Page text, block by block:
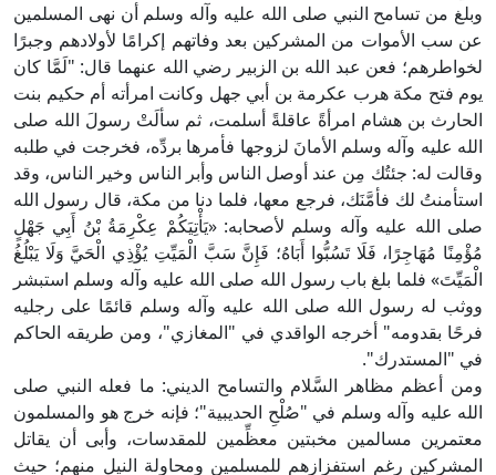
وبلغ من تسامح النبي صلى الله عليه وآله وسلم أن نهى المسلمين
عن سب الأموات من المشركين بعد وفاتهم إكرامًا لأولادهم وجبرًا
لخواطرهم؛ فعن عبد الله بن الزبير رضي الله عنهما قال: "لَمَّا كان
يوم فتح مكة هرب عكرمة بن أبي جهل وكانت امرأته أم حكيم بنت
الحارث بن هشام امرأةً عاقلةً أسلمت، ثم سألَتْ رسولَ الله صلى
الله عليه وآله وسلم الأمانَ لزوجها فأمرها بردِّه، فخرجت في طلبه
وقالت له: جئتُك مِن عند أوصل الناس وأبر الناس وخير الناس، وقد
استأمنتُ لك فأمَّنَك، فرجع معها، فلما دنا من مكة، قال رسول الله
صلى الله عليه وآله وسلم لأصحابه: «يَأْتِيَكُمْ عِكْرِمَةُ بْنُ أَبِي جَهْلٍ
مُؤْمِنًا مُهَاجِرًا، فَلَا تَسُبُّوا أَبَاهُ؛ فَإِنَّ سَبَّ الْمَيِّتِ يُؤْذِي الْحَيَّ وَلَا يَبْلُغُ
الْمَيِّتَ» فلما بلغ باب رسول الله صلى الله عليه وآله وسلم استبشر
ووثب له رسول الله صلى الله عليه وآله وسلم قائمًا على رجليه
فرحًا بقدومه" أخرجه الواقدي في "المغازي"، ومن طريقه الحاكم
في "المستدرك".
ومن أعظم مظاهر السَّلام والتسامح الديني: ما فعله النبي صلى
الله عليه وآله وسلم في "صُلْحِ الحديبية"؛ فإنه خرج هو والمسلمون
معتمرين مسالمين مخبتين معظِّمين للمقدسات، وأبى أن يقاتل
المشركين رغم استفزازهم للمسلمين ومحاولة النيل منهم؛ حيث